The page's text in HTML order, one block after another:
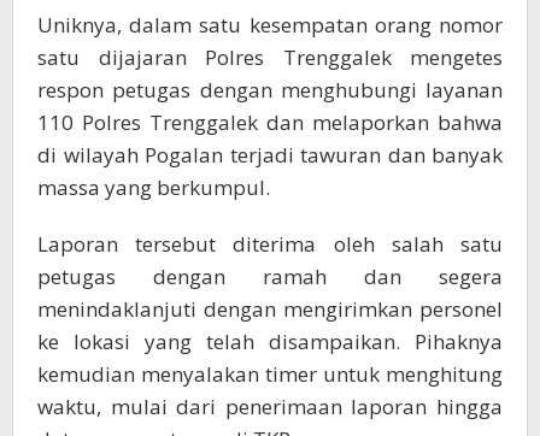
Uniknya, dalam satu kesempatan orang nomor
satu dijajaran Polres Trenggalek mengetes
respon petugas dengan menghubungi layanan
110 Polres Trenggalek dan melaporkan bahwa
di wilayah Pogalan terjadi tawuran dan banyak
massa yang berkumpul.
Laporan tersebut diterima oleh salah satu
petugas dengan ramah dan segera
menindaklanjuti dengan mengirimkan personel
ke lokasi yang telah disampaikan. Pihaknya
kemudian menyalakan timer untuk menghitung
waktu, mulai dari penerimaan laporan hingga